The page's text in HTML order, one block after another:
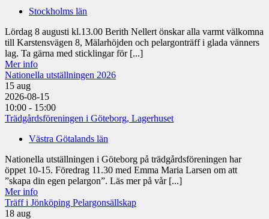
Stockholms län
Lördag 8 augusti kl.13.00 Berith Nellert önskar alla varmt välkomna
till Karstensvägen 8, Mälarhöjden och pelargonträff i glada vänners
lag. Ta gärna med sticklingar för [...]
Mer info
Nationella utställningen 2026
15 aug
2026-08-15
10:00 - 15:00
Trädgårdsföreningen i Göteborg, Lagerhuset
Västra Götalands län
Nationella utställningen i Göteborg på trädgårdsföreningen har
öppet 10-15. Föredrag 11.30 med Emma Maria Larsen om att
”skapa din egen pelargon”. Läs mer på vår [...]
Mer info
Träff i Jönköping Pelargonsällskap
18 aug